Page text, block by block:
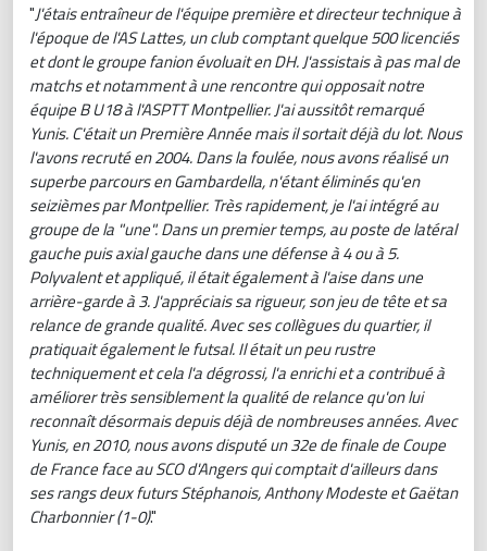
"J'étais entraîneur de l'équipe première et directeur technique à
l'époque de l'AS Lattes, un club comptant quelque 500 licenciés
et dont le groupe fanion évoluait en DH. J'assistais à pas mal de
matchs et notamment à une rencontre qui opposait notre
équipe B U18 à l'ASPTT Montpellier. J'ai aussitôt remarqué
Yunis. C'était un Première Année mais il sortait déjà du lot. Nous
l'avons recruté en 2004. Dans la foulée, nous avons réalisé un
superbe parcours en Gambardella, n'étant éliminés qu'en
seizièmes par Montpellier. Très rapidement, je l'ai intégré au
groupe de la "une". Dans un premier temps, au poste de latéral
gauche puis axial gauche dans une défense à 4 ou à 5.
Polyvalent et appliqué, il était également à l'aise dans une
arrière-garde à 3. J'appréciais sa rigueur, son jeu de tête et sa
relance de grande qualité. Avec ses collègues du quartier, il
pratiquait également le futsal. Il était un peu rustre
techniquement et cela l'a dégrossi, l'a enrichi et a contribué à
améliorer très sensiblement la qualité de relance qu'on lui
reconnaît désormais depuis déjà de nombreuses années. Avec
Yunis, en 2010, nous avons disputé un 32e de finale de Coupe
de France face au SCO d'Angers qui comptait d'ailleurs dans
ses rangs deux futurs Stéphanois, Anthony Modeste et Gaëtan
Charbonnier (1-0)."